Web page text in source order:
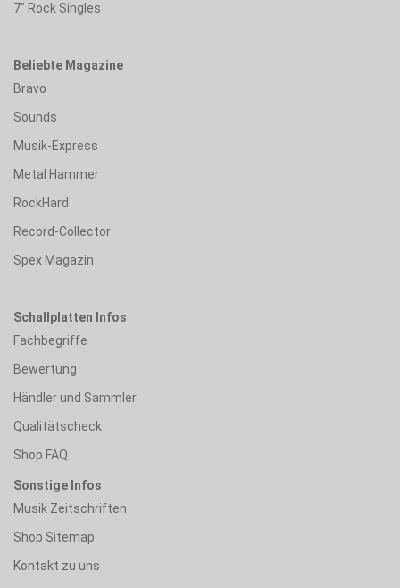
7" Rock Singles
Beliebte Magazine
Bravo
Sounds
Musik-Express
Metal Hammer
RockHard
Record-Collector
Spex Magazin
Schallplatten Infos
Fachbegriffe
Bewertung
Händler und Sammler
Qualitätscheck
Shop FAQ
Sonstige Infos
Musik Zeitschriften
Shop Sitemap
Kontakt zu uns